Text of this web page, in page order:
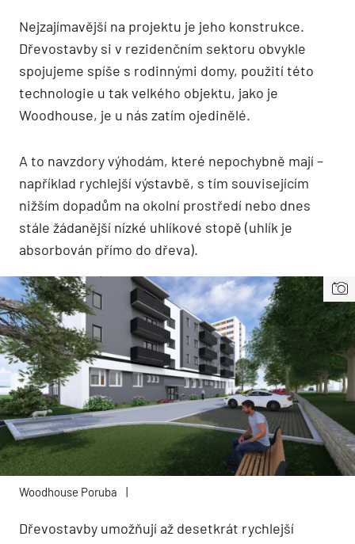
Nejzajímavější na projektu je jeho konstrukce.
Dřevostavby si v rezidenčním sektoru obvykle
spojujeme spíše s rodinnými domy, použití této
technologie u tak velkého objektu, jako je
Woodhouse, je u nás zatím ojedinělé.
A to navzdory výhodám, které nepochybně mají –
například rychlejší výstavbě, s tím souvisejícím
nižším dopadům na okolní prostředí nebo dnes
stále žádanější nízké uhlíkové stopě (uhlík je
absorbován přímo do dřeva).
Woodhouse Poruba |
Dřevostavby umožňují až desetkrát rychlejší